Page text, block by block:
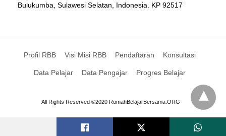
Bulukumba, Sulawesi Selatan, Indonesia. KP 92517
Profil RBB Visi Misi RBB Pendaftaran Konsultasi
Data Pelajar Data Pengajar Progres Belajar
All Rights Reserved ©2020 RumahBelajarBersama.ORG